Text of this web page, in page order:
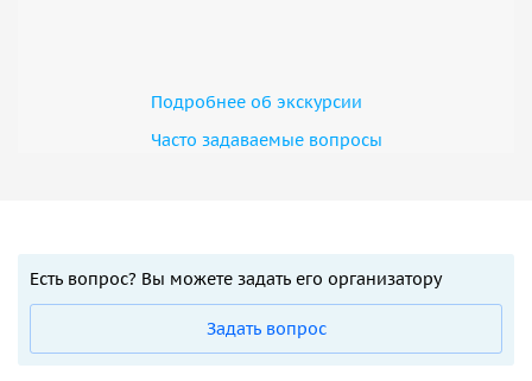
Подробнее об экскурсии
Часто задаваемые вопросы
Есть вопрос? Вы можете задать его организатору
Задать вопрос